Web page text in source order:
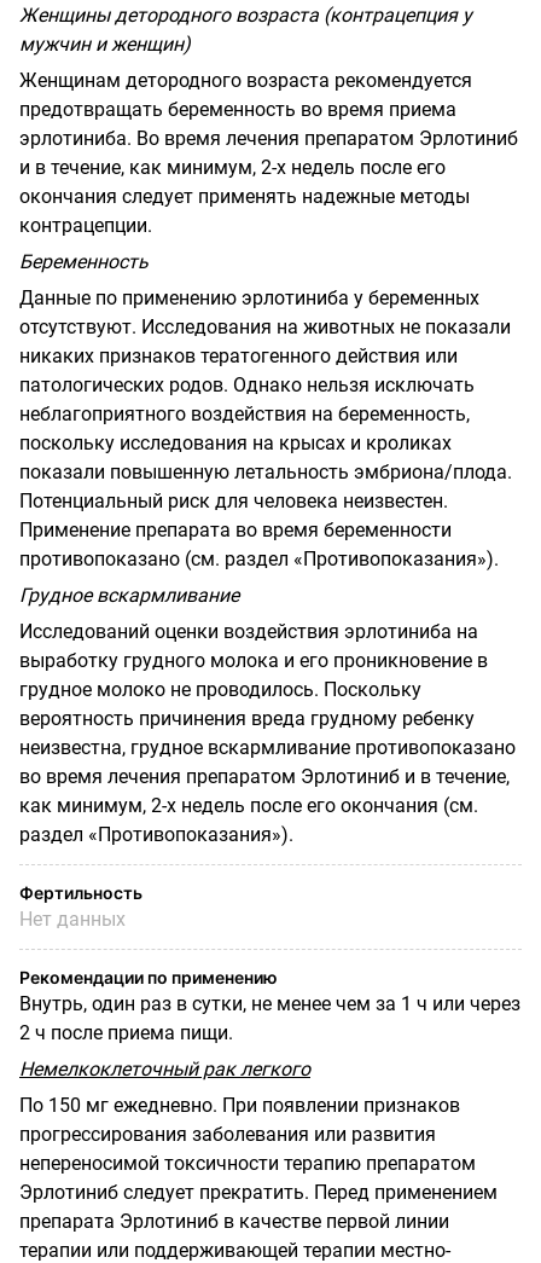
Женщины детородного возраста (контрацепция у
мужчин и женщин)
Женщинам детородного возраста рекомендуется
предотвращать беременность во время приема
эрлотиниба. Во время лечения препаратом Эрлотиниб
и в течение, как минимум, 2-х недель после его
окончания следует применять надежные методы
контрацепции.
Беременность
Данные по применению эрлотиниба у беременных
отсутствуют. Исследования на животных не показали
никаких признаков тератогенного действия или
патологических родов. Однако нельзя исключать
неблагоприятного воздействия на беременность,
поскольку исследования на крысах и кроликах
показали повышенную летальность эмбриона/плода.
Потенциальный риск для человека неизвестен.
Применение препарата во время беременности
противопоказано (см. раздел «Противопоказания»).
Грудное вскармливание
Исследований оценки воздействия эрлотиниба на
выработку грудного молока и его проникновение в
грудное молоко не проводилось. Поскольку
вероятность причинения вреда грудному ребенку
неизвестна, грудное вскармливание противопоказано
во время лечения препаратом Эрлотиниб и в течение,
как минимум, 2-х недель после его окончания (см.
раздел «Противопоказания»).
Фертильность
Нет данных
Рекомендации по применению
Внутрь, один раз в сутки, не менее чем за 1 ч или через
2 ч после приема пищи.
Немелкоклеточный рак легкого
По 150 мг ежедневно. При появлении признаков
прогрессирования заболевания или развития
непереносимой токсичности терапию препаратом
Эрлотиниб следует прекратить. Перед применением
препарата Эрлотиниб в качестве первой линии
терапии или поддерживающей терапии местно-